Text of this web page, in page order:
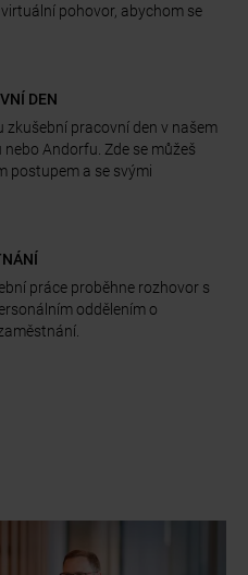
pohovor, abychom se
DEN
zkušební pracovní den v našem
Andorfu. Zde se můžeš
postupem a se svými
práce proběhne rozhovor s
oddělením o